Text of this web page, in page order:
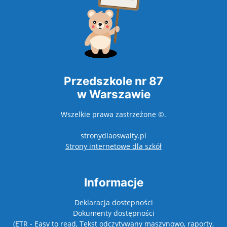
Przedszkole nr 87
w Warszawie
Wszelkie prawa zastrzeżone ©.
stronydlaoswaity.pl
Strony internetowe dla szkółotwiera się w
Informacje
Deklaracja dostepności
Dokumenty dostępności
(ETR - Easy to read, Tekst odczytywany maszynowo, raporty,